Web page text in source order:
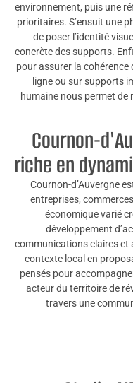
environnement, puis une
prioritaires. S’ensuit une
de poser l’identité
concrète des supports.
pour assurer la
ligne ou sur supports
humaine nous permet de
Cournon-
riche en
Cournon-d’Auvergne
entreprises,
économique varié
développement
communications claires et
contexte local en
pensés pour
acteur du territoire de
travers une